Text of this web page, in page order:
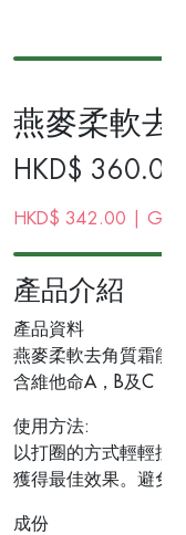
燕麥柔軟去
HKD$ 360.00
HKD$ 342.00 | Gold
產品介紹
產品資料
燕麥柔軟去角質霜能
含維他命A，B及C，
使用方法:
以打圈的方式輕輕按
獲得最佳效果。避免
成份